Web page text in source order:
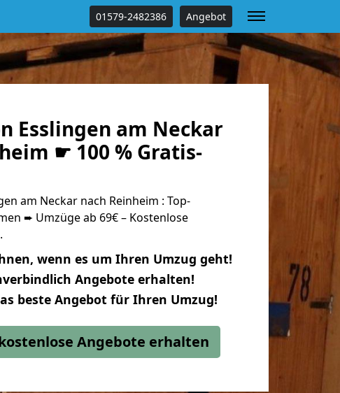
01579-2482386 Angebot
Esslingen am Neckar
☛ 100 % Gratis-
am Neckar nach Reinheim : Top-
➨ Umzüge ab 69€ – Kostenlose
wenn es um Ihren Umzug geht!
Angebote erhalten!
beste Angebot für Ihren Umzug!
Angebote erhalten